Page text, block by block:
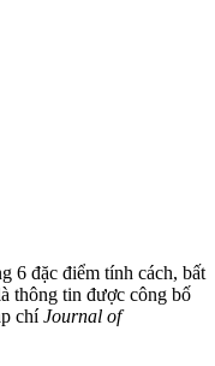
6 đặc điểm tính cách, bất
thông tin được công bố
chíJournal of